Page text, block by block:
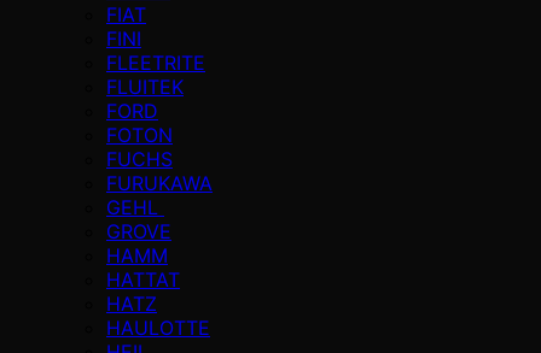
FIAT
FINI
FLEETRITE
FLUITEK
FORD
FOTON
FUCHS
FURUKAWA
GEHL
GROVE
HAMM
HATTAT
HATZ
HAULOTTE